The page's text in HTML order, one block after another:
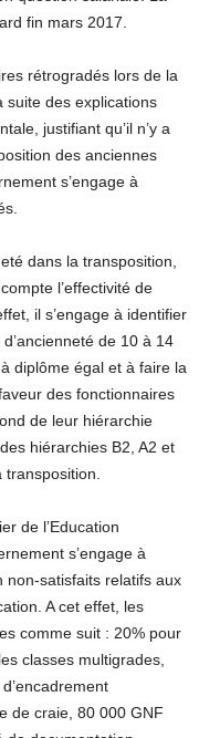
fin mars 2017.
rétrogradés lors de la
suite des explications
justifiant qu’il n’y a
des anciennes
s’engage à
dans la transposition,
l’effectivité de
il s’engage à identifier
de 10 à 14
diplôme égal et à faire la
des fonctionnaires
de leur hiérarchie
hiérarchies B2, A2 et
de l’Education
s’engage à
non-satisfaits relatifs aux
A cet effet, les
comme suit : 20% pour
classes multigrades,
de craie, 80 000 GNF